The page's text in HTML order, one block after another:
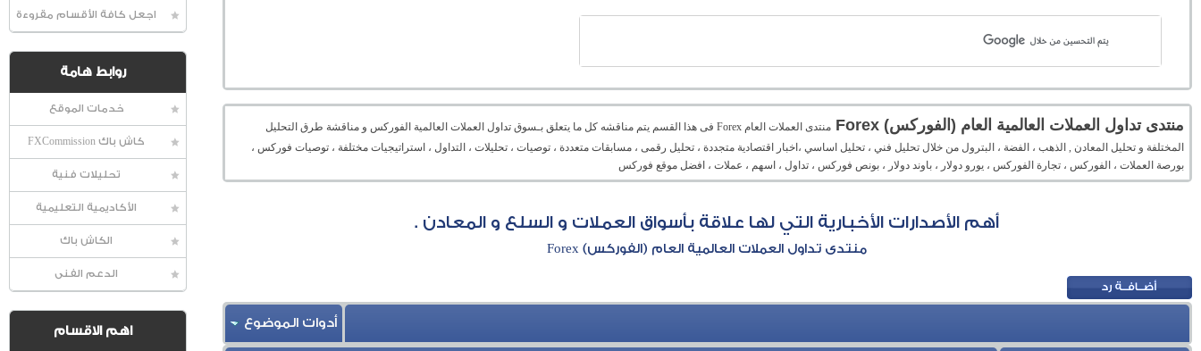
اجعل كافة الأقسام مقروءة
روابط هامة
خدمات الموقع
كاش باك FXCommission
تحليلات فنية
الأكاديمية التعليمية
الكاش باك
الدعم الفنى
اهم الاقسام
منتدى تداول العملات العالمية العام (الفوركس) Forex
منتدى العملات العام Forex فى هذا القسم يتم مناقشه كل ما يتعلق بـسوق تداول العملات العالمية الفوركس و مناقشة طرق التحليل
المختلفة و تحليل المعادن , الذهب ، الفضة ، البترول من خلال تحليل فني ، تحليل اساسي ،اخبار اقتصادية متجددة ، تحليل رقمى ، مسابقات متعددة ، توصيات ، تحليلات ، التداول ، استراتيجيات مختلفة ، توصيات فوركس ،
بورصة العملات ، الفوركس ، تجارة الفوركس ، يورو دولار ، باوند دولار ، بونص فوركس ، تداول ، اسهم ، عملات ، افضل موقع فوركس
أهم الأصدارات الأخبارية التي لها علاقة بأسواق العملات و السلع و المعادن .
منتدى تداول العملات العالمية العام (الفوركس) Forex
أدوات الموضوع